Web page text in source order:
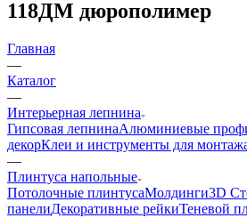
118ДМ дюрополимер
Главная
—
Каталог
—
Интерьерная лепнина
Гипсовая лепнинаАлюминиевые
декорКлеи и инструменты для
—
Плинтуса напольные
Потолочные плинтусаМолдинги3D
панелиДекоративные рейкиТеневой